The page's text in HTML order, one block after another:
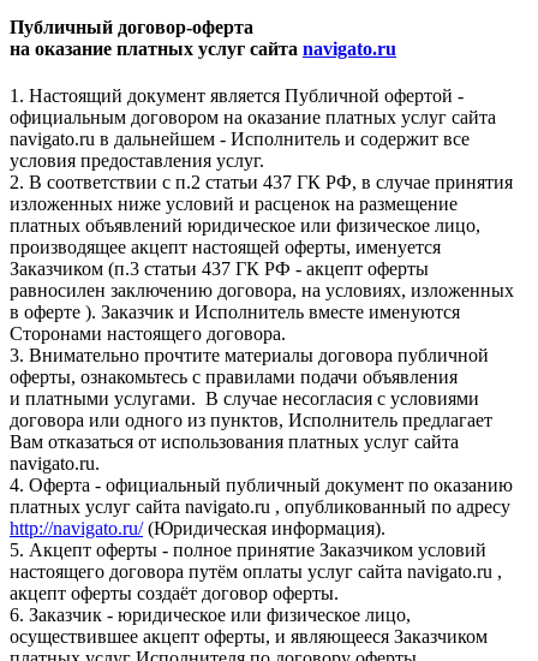
Публичный договор-оферта
на оказание платных услуг сайта navigato.ru
1. Настоящий документ является Публичной офертой -
официальным договором на оказание платных услуг сайта
navigato.ru в дальнейшем - Исполнитель и содержит все
условия предоставления услуг.
2. В соответствии с п.2 статьи 437 ГК РФ, в случае принятия
изложенных ниже условий и расценок на размещение
платных объявлений юридическое или физическое лицо,
производящее акцепт настоящей оферты, именуется
Заказчиком (п.3 статьи 437 ГК РФ - акцепт оферты
равносилен заключению договора, на условиях, изложенных
в оферте ). Заказчик и Исполнитель вместе именуются
Сторонами настоящего договора.
3. Внимательно прочтите материалы договора публичной
оферты, ознакомьтесь с правилами подачи объявления
и платными услугами. В случае несогласия с условиями
договора или одного из пунктов, Исполнитель предлагает
Вам отказаться от использования платных услуг сайта
navigato.ru.
4. Оферта - официальный публичный документ по оказанию
платных услуг сайта navigato.ru , опубликованный по адресу
http://navigato.ru/(Юридическая информация).
5. Акцепт оферты - полное принятие Заказчиком условий
настоящего договора путём оплаты услуг сайта navigato.ru ,
акцепт оферты создаёт договор оферты.
6. Заказчик - юридическое или физическое лицо,
осуществившее акцепт оферты, и являющееся Заказчиком